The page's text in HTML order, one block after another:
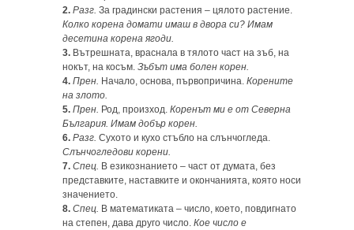
2. Разг. За градински растения – цялото растение.
Колко корена домати имаш в двора си? Имам
десетина корена ягоди.
3. Вътрешната, враснала в тялото част на зъб, на
нокът, на косъм. Зъбът има болен корен.
4. Прен. Начало, основа, първопричина. Корените
на злото.
5. Прен. Род, произход. Коренът ми е от Северна
България. Имам добър корен.
6. Разг. Сухото и кухо стъбло на слънчогледа.
Слънчогледови корени.
7. Спец. В езикознанието – част от думата, без
представките, наставките и окончанията, която носи
значението.
8. Спец. В математиката – число, което, повдигнато
на степен, дава друго число. Кое число е